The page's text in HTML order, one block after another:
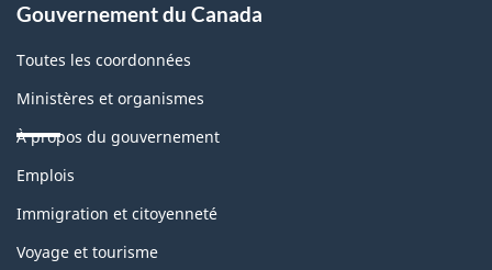
Gouvernement du Canada
Toutes les coordonnées
Ministères et organismes
À propos du gouvernement
Thèmes
sujets
Emplois
Immigration et citoyenneté
Voyage et tourisme